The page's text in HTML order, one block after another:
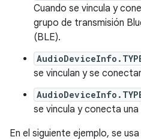
Cuando se vincula y
grupo de transmisión
(BLE).
se vinculan y se
se vincula y conecta
En el siguiente ejemplo, se